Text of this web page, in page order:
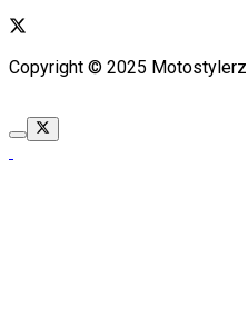
Copyright © 2025